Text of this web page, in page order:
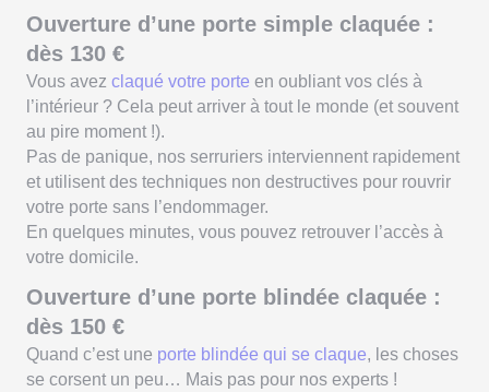
Ouverture d’une porte simple claquée :
dès 130 €
Vous avez claqué votre porte en oubliant vos clés à
l’intérieur ? Cela peut arriver à tout le monde (et souvent
au pire moment !).
Pas de panique, nos serruriers interviennent rapidement
et utilisent des techniques non destructives pour rouvrir
votre porte sans l’endommager.
En quelques minutes, vous pouvez retrouver l’accès à
votre domicile.
Ouverture d’une porte blindée claquée :
dès 150 €
Quand c’est une porte blindée qui se claque, les choses
se corsent un peu… Mais pas pour nos experts !